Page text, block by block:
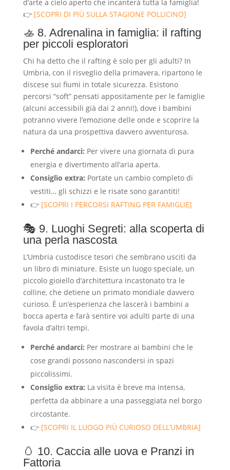
d’arte a cielo aperto che incanterà tutta la famiglia!
👉 [SCOPRI DI PIÙ SULLA STAGIONE POLLICINO]
🚣 8. Adrenalina in famiglia: il rafting
per piccoli esploratori
Chi ha detto che il rafting è solo per gli adulti? In
Umbria, con il risveglio della primavera, ripartono le
discese sui fiumi in totale sicurezza. Esistono
percorsi “soft” pensati appositamente per le famiglie
(alcuni accessibili già dai 2 anni!), dove i bambini
potranno vivere l’emozione delle onde e scoprire la
natura da una prospettiva davvero avventurosa.
Perché andarci: Per vivere una giornata di pura
energia e divertimento all’aria aperta.
Consiglio extra: Portate un cambio completo di
vestiti… gli schizzi e le risate sono garantiti!
👉[SCOPRI I PERCORSI RAFTING PER FAMIGLIE]
🎭 9. Luoghi Segreti: alla scoperta di
una perla nascosta
L’Umbria custodisce tesori che sembrano usciti da
un libro di miniature. Esiste un luogo speciale, un
piccolo gioiello d’architettura incastonato tra le
colline, che detiene un primato mondiale davvero
curioso. È un’esperienza che lascerà i bambini a
bocca aperta e farà sentire voi adulti parte di una
favola d’altri tempi.
Perché andarci: Per mostrare ai bambini che le
cose grandi possono nascondersi in spazi
piccolissimi.
Consiglio extra: La visita è breve ma intensa,
perfetta da abbinare a una passeggiata nel borgo
circostante.
👉 [SCOPRI IL LUOGO PIÙ CURIOSO DELL’UMBRIA]
🥚 10. Caccia alle uova e Pranzi in
Fattoria